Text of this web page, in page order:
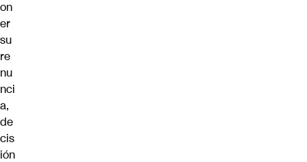
on
er
su
re
nu
nci
a,
de
cis
ión